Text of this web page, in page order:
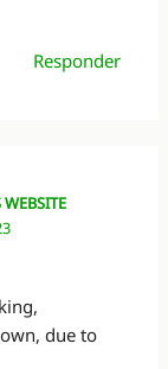
Responder
WEBSITE
due to